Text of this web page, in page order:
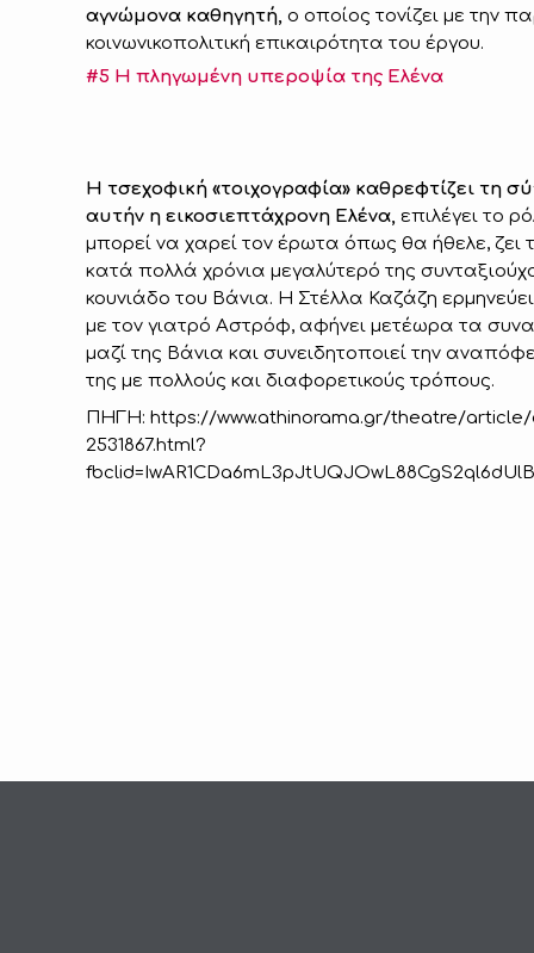
αγνώμονα καθηγητή, ο οποίος τονίζει με την
κοινωνικοπολιτική επικαιρότητα του έργου.
#5 Η πληγωμένη υπεροψία της Ελένα
Η τσεχοφική «τοιχογραφία» καθρεφτίζει τη
αυτήν η εικοσιεπτάχρονη Ελένα, επιλέγει το
μπορεί να χαρεί τον έρωτα όπως θα ήθελε, ζει
κατά πολλά χρόνια μεγαλύτερό της
κουνιάδο του Βάνια. Η Στέλλα Καζάζη
με τον γιατρό Αστρόφ, αφήνει μετέωρα τα
μαζί της Βάνια και συνειδητοποιεί την
της με πολλούς και διαφορετικούς τρόπους.
ΠΗΓΗ: https://www.athinorama.gr/theatre/article/
2531867.html?